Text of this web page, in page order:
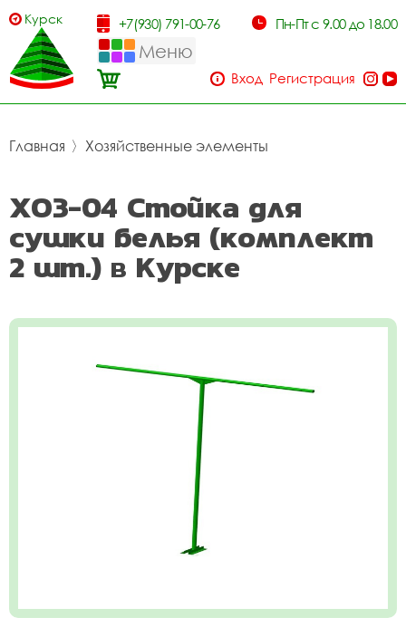
Курск +7(930) 791-00-76 Пн-Пт с 9.00 до 18.00
Меню
Вход Регистрация
Главная 〉 Хозяйственные элементы
ХОЗ-04 Стойка для
сушки белья (комплект
2 шт.) в Курске